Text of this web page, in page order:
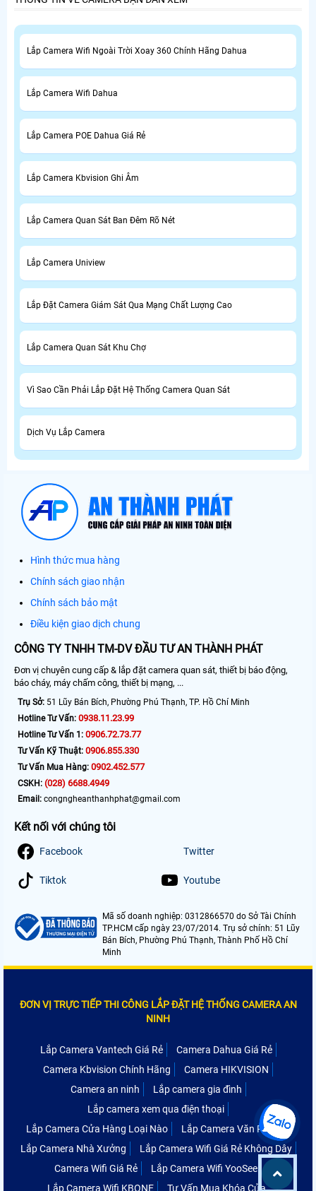
Lắp Camera Wifi Ngoài Trời Xoay 360 Chính Hãng Dahua
Lắp Camera Wifi Dahua
Lắp Camera POE Dahua Giá Rẻ
Lắp Camera Kbvision Ghi Âm
Lắp Camera Quan Sát Ban Đêm Rõ Nét
Lắp Camera Uniview
Lắp Đặt Camera Giám Sát Qua Mạng Chất Lượng Cao
Lắp Camera Quan Sát Khu Chợ
Vì Sao Cần Phải Lắp Đặt Hệ Thống Camera Quan Sát
Dịch Vụ Lắp Camera
Hình thức mua hàng
Chính sách giao nhận
Chính sách bảo mật
Điều kiện giao dịch chung
CÔNG TY TNHH TM-DV ĐẦU TƯ AN THÀNH PHÁT
Đơn vị chuyên cung cấp & lắp đặt camera quan sát, thiết bị báo động,
báo cháy, máy chấm công, thiết bị mạng, ...
Trụ Sở: 51 Lũy Bán Bích, Phường Phú Thạnh, TP. Hồ Chí Minh
Hotline Tư Vấn: 0938.11.23.99
Hotline Tư Vấn 1: 0906.72.73.77
Tư Vấn Kỹ Thuật: 0906.855.330
Tư Vấn Mua Hàng: 0902.452.577
CSKH: (028) 6688.4949
Email: congngheanthanhphat@gmail.com
Kết nối với chúng tôi
Facebook Twitter
Tiktok Youtube
Mã số doanh nghiệp: 0312866570 do Sở Tài Chính
TP.HCM cấp ngày 23/07/2014. Trụ sở chính: 51 Lũy
Bán Bích, Phường Phú Thạnh, Thành Phố Hồ Chí
Minh
ĐƠN VỊ TRỰC TIẾP THI CÔNG LẮP ĐẶT HỆ THỐNG CAMERA AN
NINH
Lắp Camera Vantech Giá Rẻ
Camera Dahua Giá Rẻ
Camera Kbvision Chính Hãng
Camera HIKVISION
Camera an ninh
Lắp camera gia đình
Lắp camera xem qua điện thoại
Lắp Camera Cửa Hàng Loại Nào
Lắp Camera Văn Phòng
Lắp Camera Nhà Xưởng
Lắp Camera Wifi Giá Rẻ Không Dây
Camera Wifi Giá Rẻ
Lắp Camera Wifi YooSee
Lắp Camera Wifi KBONE
Tư Vấn Mua Khóa Cửa